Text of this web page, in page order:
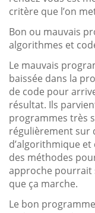
critère que l’on
Bon ou mauvais
algorithmes et
Le mauvais
baissée dans la
de code pour
résultat. Ils
programmes très
régulièrement sur
d’algorithmique
des méthodes
approche pourrait
que ça marche.
Le bon